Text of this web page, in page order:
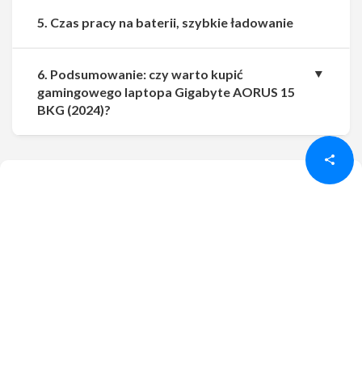
5. Czas pracy na baterii, szybkie ładowanie
6. Podsumowanie: czy warto kupić
gamingowego laptopa Gigabyte AORUS 15
BKG (2024)?